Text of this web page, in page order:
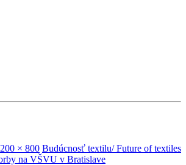
× 800 Budúcnosť textilu/ Future of textiles
na VŠVU v Bratislave